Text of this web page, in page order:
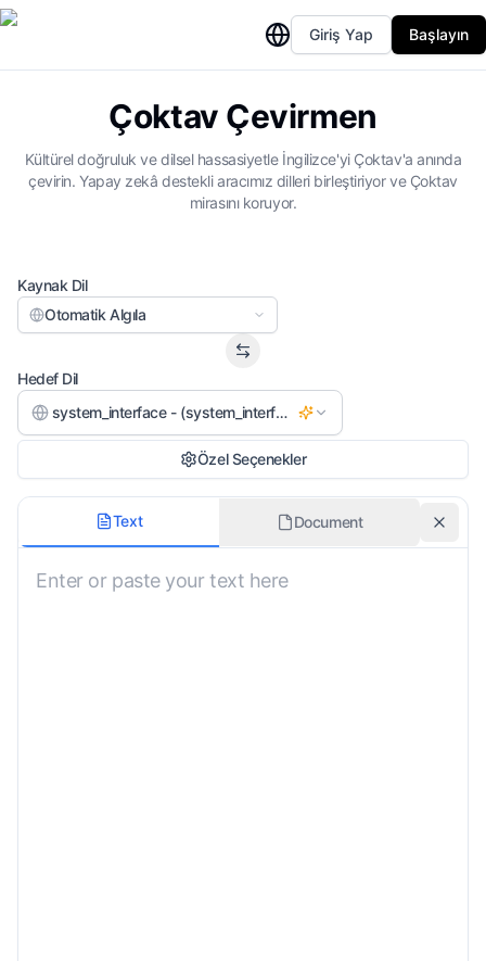
Giriş Yap Başlayın
Çoktav Çevirmen
Kültürel doğruluk ve dilsel hassasiyetle İngilizce'yi Çoktav'a anında
çevirin. Yapay zekâ destekli aracımız dilleri birleştiriyor ve Çoktav
mirasını koruyor.
Kaynak Dil
Otomatik Algıla
Hedef Dil
system_interface - (system_interface)
Özel Seçenekler
Belirtilmemiş
Telaffuz Kılavuzunu Ekle
Text Document